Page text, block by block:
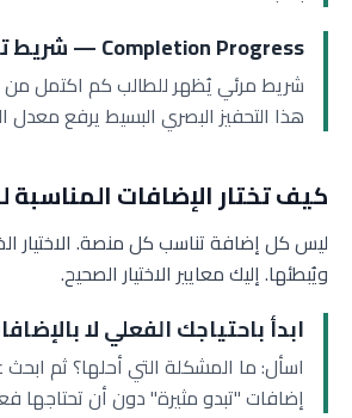
Completion Progress — شريط تقدم مرئي
شريط مرئي يُظهر للطالب كم اكتمل
هذا التحفيز البصري البسيط يرفع
كيف تختار الإضافات
ليس كل إضافة تناسب كل منصة. الاختيار
ويُبطئها. إليك معايير الاختيار الصحيح.
ابدأ باحتياجك الفعلي لا
اسأل: ما المشكلة التي أحلها؟ ثم
إضافات "تبدو مثيرة" دون أن تحتاجها